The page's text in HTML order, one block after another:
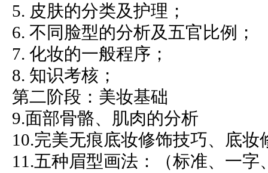
5. 皮肤的分类及护理；
6. 不同脸型的分析及五官比例；
7. 化妆的一般程序；
8. 知识考核；
第二阶段：美妆基础
9.面部骨骼、肌肉的分析
10.完美无痕底妆修饰技巧、底妆
11.五种眉型画法：（标准、一